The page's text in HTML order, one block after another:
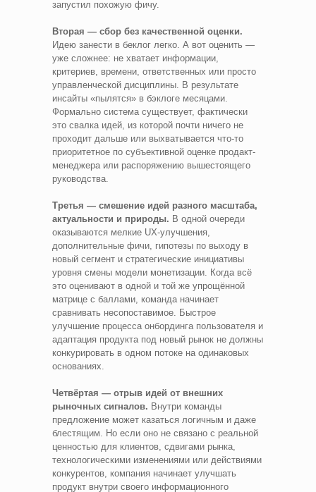
запустил похожую фичу.
Вторая — сбор без качественной оценки.
Идею занести в беклог легко. А вот оценить —
уже сложнее: не хватает информации,
критериев, времени, ответственных или просто
управленческой дисциплины. В результате
инсайты «пылятся» в бэклоге месяцами.
Формально система существует, фактически
это свалка идей, из которой почти ничего не
проходит дальше или выхватывается что-то
приоритетное по субъективной оценке продакт-
менеджера или распоряжению вышестоящего
руководства.
Третья — смешение идей разного масштаба,
актуальности и природы. В одной очереди
оказываются мелкие UX-улучшения,
дополнительные фичи, гипотезы по выходу в
новый сегмент и стратегические инициативы
уровня смены модели монетизации. Когда всё
это оценивают в одной и той же упрощённой
матрице с баллами, команда начинает
сравнивать несопоставимое. Быстрое
улучшение процесса онбординга пользователя и
адаптация продукта под новый рынок не должны
конкурировать в одном потоке на одинаковых
основаниях.
Четвёртая — отрыв идей от внешних
рыночных сигналов. Внутри команды
предложение может казаться логичным и даже
блестящим. Но если оно не связано с реальной
ценностью для клиентов, сдвигами рынка,
технологическими изменениями или действиями
конкурентов, компания начинает улучшать
продукт внутри своего информационного